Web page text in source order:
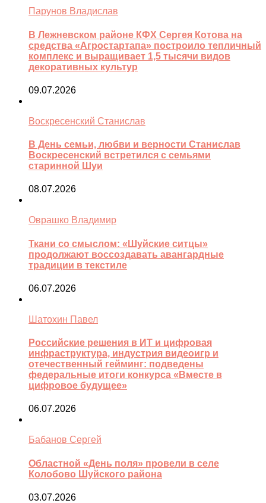
Парунов Владислав
В Лежневском районе КФХ Сергея Котова на
средства «Агростартапа» построило тепличный
комплекс и выращивает 1,5 тысячи видов
декоративных культур
09.07.2026
Воскресенский Станислав
В День семьи, любви и верности Станислав
Воскресенский встретился с семьями
старинной Шуи
08.07.2026
Оврашко Владимир
Ткани со смыслом: «Шуйские ситцы»
продолжают воссоздавать авангардные
традиции в текстиле
06.07.2026
Шатохин Павел
Российские решения в ИТ и цифровая
инфраструктура, индустрия видеоигр и
отечественный гейминг: подведены
федеральные итоги конкурса «Вместе в
цифровое будущее»
06.07.2026
Бабанов Сергей
Областной «День поля» провели в селе
Колобово Шуйского района
03.07.2026